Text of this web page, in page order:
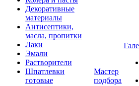
Декоративные
материалы
Антисептики,
масла, пропитки
Лаки
Эмали
Растворители
Шпатлевки
готовые
Мастер
подбора